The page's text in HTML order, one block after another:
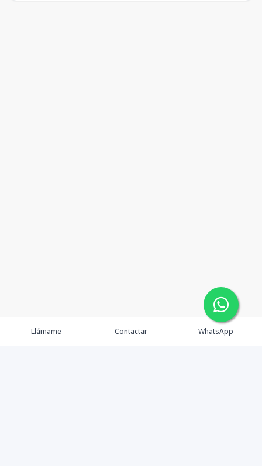
Llámame Contactar WhatsApp